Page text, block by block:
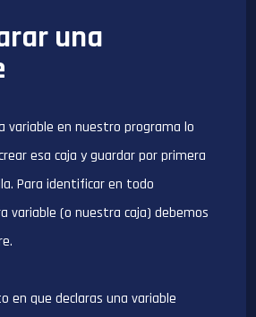
una
variable en nuestro programa lo
esa caja y guardar por primera
Para identificar en todo
variable (o nuestra caja) debemos
en que declaras una variable